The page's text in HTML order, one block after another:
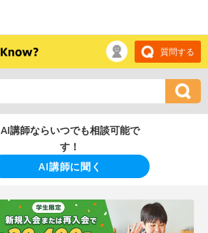
質問する
AI講師ならいつでも相談可能で
す！
AI講師に聞く